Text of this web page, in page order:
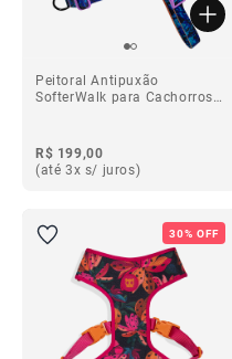
Peitoral Antipuxão
SofterWalk para Cachorros
R$ 199,00
(até 3x s/ juros)
30% OFF